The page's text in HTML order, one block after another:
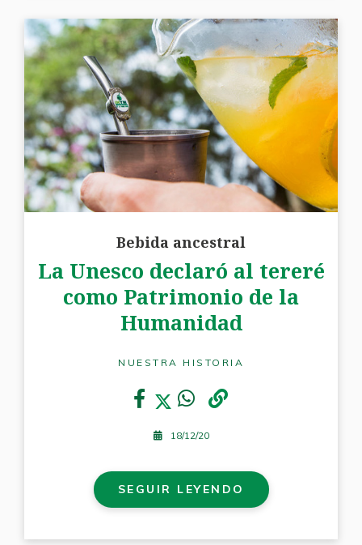
Bebida ancestral
La Unesco declaró al tereré
como Patrimonio de la
Humanidad
NUESTRA HISTORIA
18/12/20
SEGUIR LEYENDO